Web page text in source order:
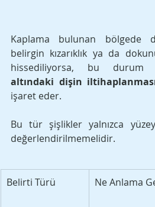
Kaplama bulunan bölgede
belirgin kızarıklık ya da
hissediliyorsa, bu durum
altındaki dişin
işaret eder.
Bu tür şişlikler yalnızca
değerlendirilmemelidir.
Belirti Türü Ne Anlama